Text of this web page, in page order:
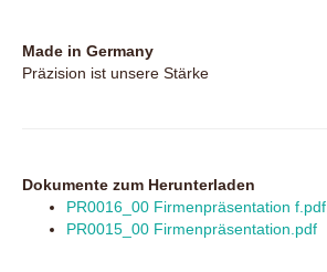
Made in Germany
Präzision ist unsere Stärke
Dokumente zum Herunterladen
PR0016_00 Firmenpräsentation f.pdf
PR0015_00 Firmenpräsentation.pdf